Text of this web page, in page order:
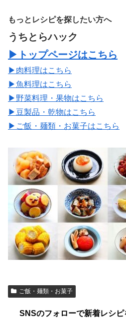
もっとレシピを探したい方へ
うちとらハック
▶トップページはこちら
▶肉料理はこちら
▶魚料理はこちら
▶野菜料理・果物はこちら
▶豆製品・乾物はこちら
▶ご飯・麺類・お菓子はこちら
ご飯・麺類・お菓子
SNSのフォローで新着レシ